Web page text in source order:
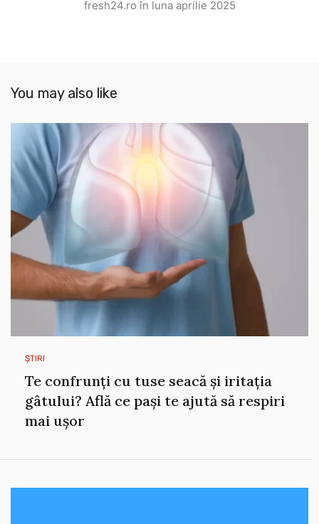
fresh24.ro în luna aprilie 2025
You may also like
ȘTIRI
Te confrunți cu tuse seacă și iritația
gâtului? Află ce pași te ajută să respiri
mai ușor